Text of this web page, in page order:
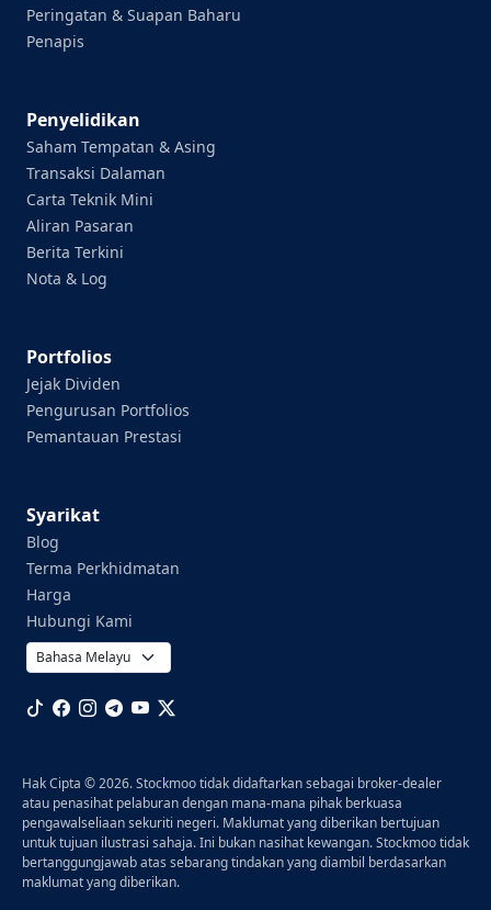
Peringatan & Suapan Baharu
Penapis
Penyelidikan
Saham Tempatan & Asing
Transaksi Dalaman
Carta Teknik Mini
Aliran Pasaran
Berita Terkini
Nota & Log
Portfolios
Jejak Dividen
Pengurusan Portfolios
Pemantauan Prestasi
Syarikat
Blog
Terma Perkhidmatan
Harga
Hubungi Kami
Hak Cipta © 2026. Stockmoo tidak didaftarkan sebagai broker-dealer
atau penasihat pelaburan dengan mana-mana pihak berkuasa
pengawalseliaan sekuriti negeri. Maklumat yang diberikan bertujuan
untuk tujuan ilustrasi sahaja. Ini bukan nasihat kewangan. Stockmoo tidak
bertanggungjawab atas sebarang tindakan yang diambil berdasarkan
maklumat yang diberikan.